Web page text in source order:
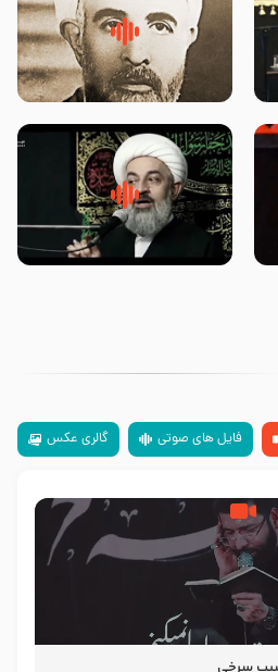
روضه‌ی مجلس یزید ملعون و
اسارت اهل‌بیت علیهم‌السلام –
محدث زاده
زیارتی که اسباب رزق زیاد و عمر
طولانی است حجت السلام حسین
فایل های صوتی گالری عکس
سرخی